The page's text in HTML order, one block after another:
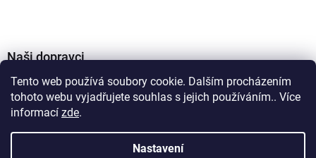
Tento web používá soubory cookie. Dalším procházením
tohoto webu vyjadřujete souhlas s jejich používáním.. Více
informací zde.
Nastavení
Naši dopravci
Vytvořil Shoptet